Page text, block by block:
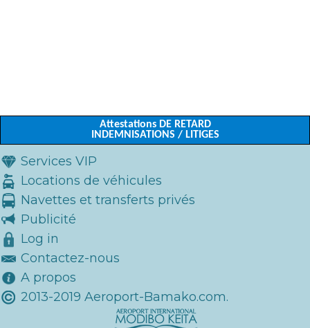
Attestations DE RETARD
INDEMNISATIONS / LITIGES
Services VIP
Locations de véhicules
Navettes et transferts privés
Publicité
Log in
Contactez-nous
A propos
2013-2019 Aeroport-Bamako.com.